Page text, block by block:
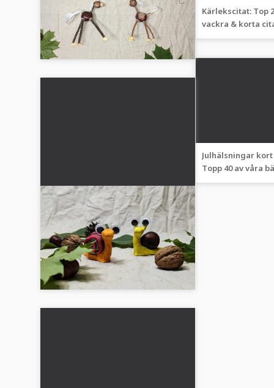
Kärlekscitat: Top
vackra & korta
honom och henne
Julhälsningar
Topp 40 av våra
julönskningar
Höstpyssel med barn: 🍂🐎 Kreativa
kastanjehästar för barn från 3 år.
Enkel instruktion och materiallista....
Snigel av kastanjer:
Höstpyssel med barn
🍂 Höstpyssel med barn 🐌: Kreativ
snigel av kastanjer för småbarn.
Enkel instruktion och materiallista....